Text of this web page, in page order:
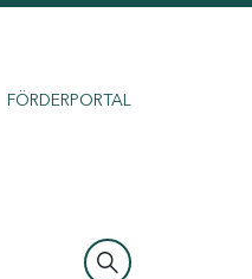
FÖRDERPORTAL